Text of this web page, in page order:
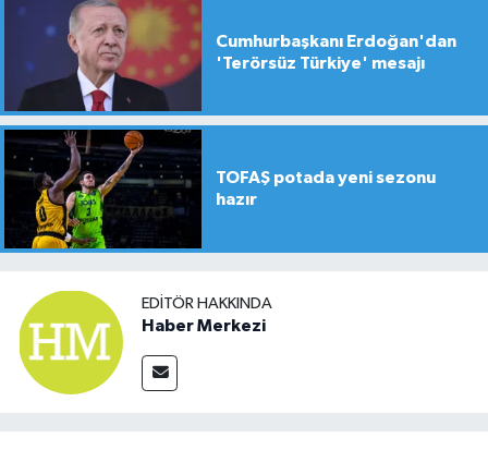
Cumhurbaşkanı Erdoğan'dan
'Terörsüz Türkiye' mesajı
TOFAŞ potada yeni sezonu
hazır
EDITÖR HAKKINDA
Haber Merkezi